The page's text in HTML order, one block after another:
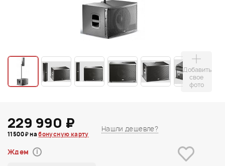
Добавить
свое
фото
229 990 ₽
11500 ₽ набонусную карту
Нашли дешевле?
Ждем i